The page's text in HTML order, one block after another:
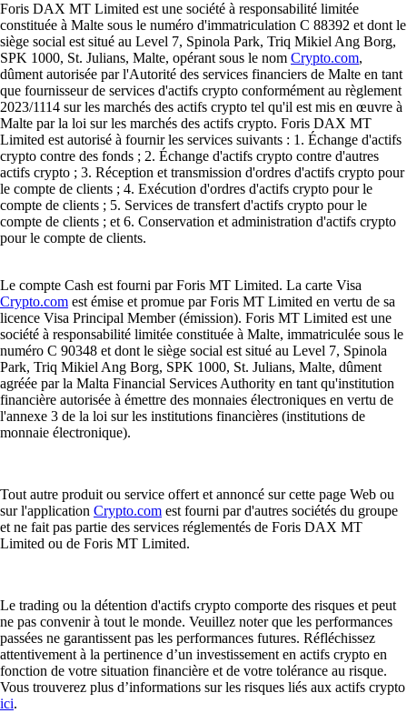
Foris DAX MT Limited est une société à responsabilité limitée
constituée à Malte sous le numéro d'immatriculation C 88392 et dont le
siège social est situé au Level 7, Spinola Park, Triq Mikiel Ang Borg,
SPK 1000, St. Julians, Malte, opérant sous le nom Crypto.com,
dûment autorisée par l'Autorité des services financiers de Malte en tant
que fournisseur de services d'actifs crypto conformément au règlement
2023/1114 sur les marchés des actifs crypto tel qu'il est mis en œuvre à
Malte par la loi sur les marchés des actifs crypto. Foris DAX MT
Limited est autorisé à fournir les services suivants : 1. Échange d'actifs
crypto contre des fonds ; 2. Échange d'actifs crypto contre d'autres
actifs crypto ; 3. Réception et transmission d'ordres d'actifs crypto pour
le compte de clients ; 4. Exécution d'ordres d'actifs crypto pour le
compte de clients ; 5. Services de transfert d'actifs crypto pour le
compte de clients ; et 6. Conservation et administration d'actifs crypto
pour le compte de clients.
Le compte Cash est fourni par Foris MT Limited. La carte Visa
Crypto.com est émise et promue par Foris MT Limited en vertu de sa
licence Visa Principal Member (émission). Foris MT Limited est une
société à responsabilité limitée constituée à Malte, immatriculée sous le
numéro C 90348 et dont le siège social est situé au Level 7, Spinola
Park, Triq Mikiel Ang Borg, SPK 1000, St. Julians, Malte, dûment
agréée par la Malta Financial Services Authority en tant qu'institution
financière autorisée à émettre des monnaies électroniques en vertu de
l'annexe 3 de la loi sur les institutions financières (institutions de
monnaie électronique).
Tout autre produit ou service offert et annoncé sur cette page Web ou
sur l'application Crypto.com est fourni par d'autres sociétés du groupe
et ne fait pas partie des services réglementés de Foris DAX MT
Limited ou de Foris MT Limited.
Le trading ou la détention d'actifs crypto comporte des risques et peut
ne pas convenir à tout le monde. Veuillez noter que les performances
passées ne garantissent pas les performances futures. Réfléchissez
attentivement à la pertinence d’un investissement en actifs crypto en
fonction de votre situation financière et de votre tolérance au risque.
Vous trouverez plus d’informations sur les risques liés aux actifs crypto
ici.